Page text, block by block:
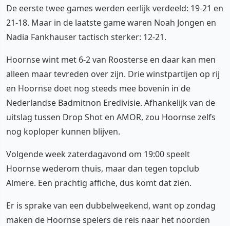
De eerste twee games werden eerlijk verdeeld: 19-21 en
21-18. Maar in de laatste game waren Noah Jongen en
Nadia Fankhauser tactisch sterker: 12-21.
Hoornse wint met 6-2 van Roosterse en daar kan men
alleen maar tevreden over zijn. Drie winstpartijen op rij
en Hoornse doet nog steeds mee bovenin in de
Nederlandse Badmitnon Eredivisie. Afhankelijk van de
uitslag tussen Drop Shot en AMOR, zou Hoornse zelfs
nog koploper kunnen blijven.
Volgende week zaterdagavond om 19:00 speelt
Hoornse wederom thuis, maar dan tegen topclub
Almere. Een prachtig affiche, dus komt dat zien.
Er is sprake van een dubbelweekend, want op zondag
maken de Hoornse spelers de reis naar het noorden